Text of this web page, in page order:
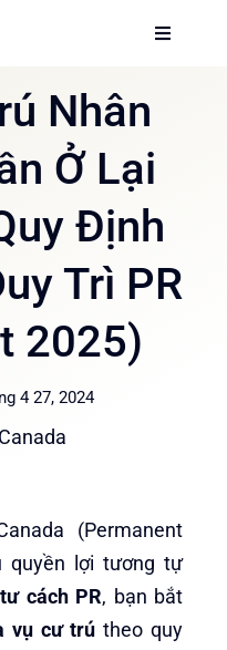
Toggle
Toggle
Nhân
Ở Lại
Định
Trì PR
2025)
4 27, 2024
(Permanent
quyền lợi tương tự
cách PR, bạn bắt
vụ cư trú theo quy